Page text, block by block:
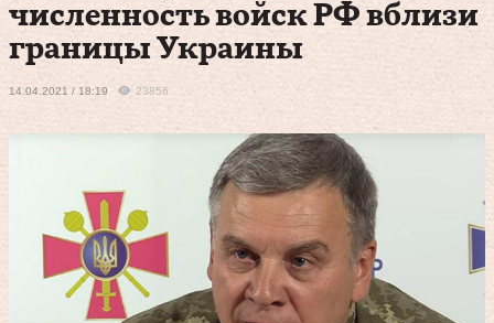
численность войск РФ вблизи
границы Украины
14.04.2021 / 18:19 23856